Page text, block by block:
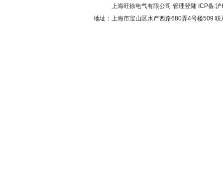
上海旺徐电气有限公司 管理登陆 ICP备:沪
地址：上海市宝山区水产西路680弄4号楼509